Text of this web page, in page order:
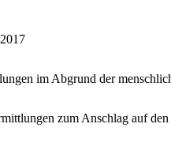
im Abgrund der
zum Anschlag auf